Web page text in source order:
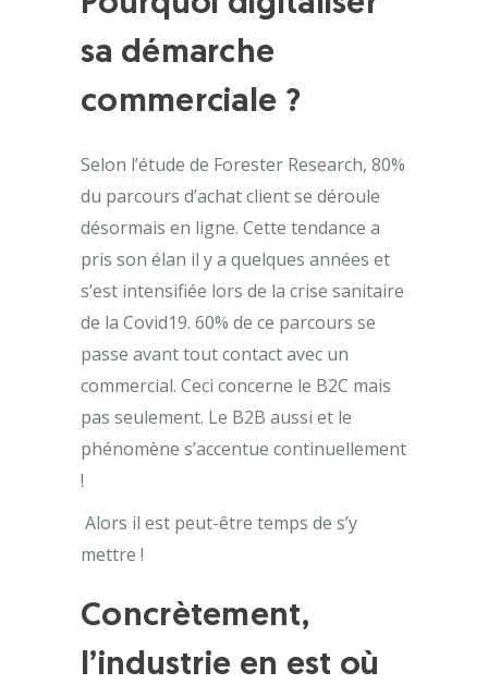
sa démarche
commerciale ?
Selon l’étude de Forester Research, 80%
du parcours d’achat client se déroule
désormais en ligne. Cette tendance a
pris son élan il y a quelques années et
s’est intensifiée lors de la crise sanitaire
de la Covid19. 60% de ce parcours se
passe avant tout contact avec un
commercial. Ceci concerne le B2C mais
pas seulement. Le B2B aussi et le
phénomène s’accentue continuellement
!
Alors il est peut-être temps de s’y
mettre !
Concrètement,
l’industrie en est où